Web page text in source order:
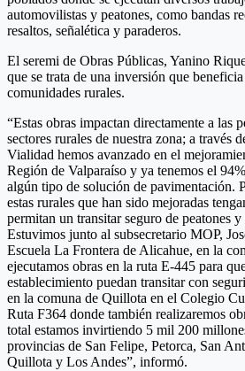
automovilistas y peatones, como bandas
resaltos, señalética y paraderos.
El seremi de Obras Públicas, Yanino
que se trata de una inversión que
comunidades rurales.
“Estas obras impactan directamente a las
sectores rurales de nuestra zona; a través
Vialidad hemos avanzado en el
Región de Valparaíso y ya tenemos el
algún tipo de solución de pavimentación.
estas rurales que han sido mejoradas
permitan un transitar seguro de peatones
Estuvimos junto al subsecretario MOP,
Escuela La Frontera de Alicahue, en la
ejecutamos obras en la ruta E-445 para
establecimiento puedan transitar con
en la comuna de Quillota en el Colegio
Ruta F364 donde también realizaremos
total estamos invirtiendo 5 mil 200
provincias de San Felipe, Petorca, San
Quillota y Los Andes”, informó.